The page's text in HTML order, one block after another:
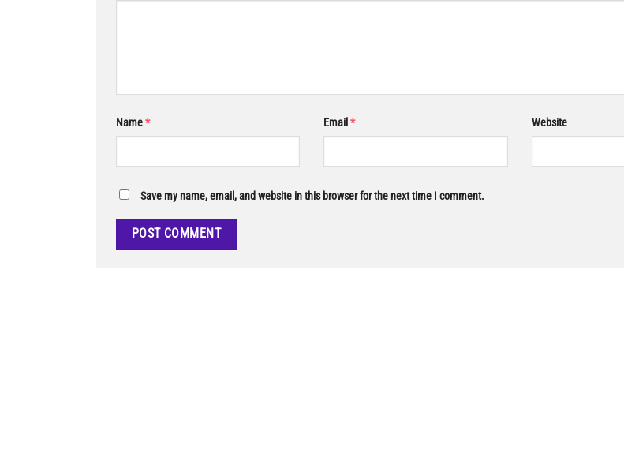
Name* Email* Website
Save my name, email, and website in this browser for the next time I comment.